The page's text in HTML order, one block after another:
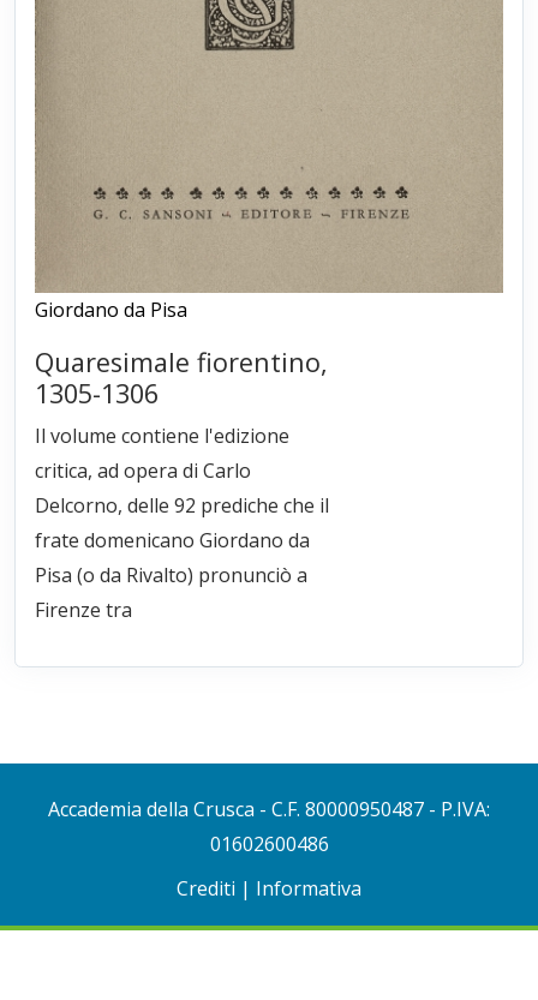
Giordano da Pisa
Quaresimale fiorentino,
1305-1306
Il volume contiene l'edizione
critica, ad opera di Carlo
Delcorno, delle 92 prediche che il
frate domenicano Giordano da
Pisa (o da Rivalto) pronunciò a
Firenze tra
Accademia della Crusca - C.F. 80000950487 - P.IVA:
01602600486
Crediti | Informativa